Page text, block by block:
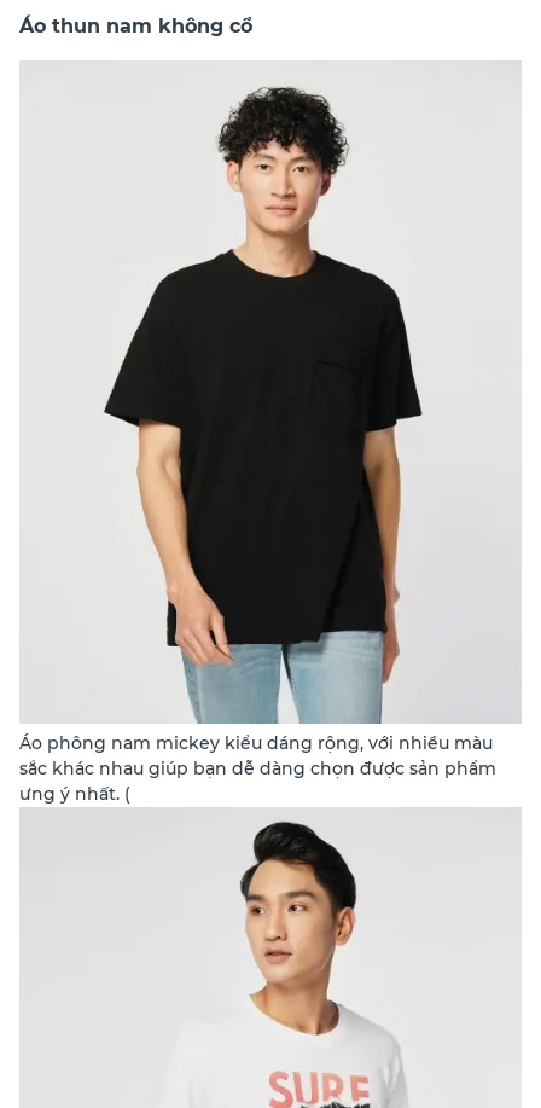
Áo thun nam không cổ
Áo phông nam mickey kiểu dáng rộng, với nhiều màu
sắc khác nhau giúp bạn dễ dàng chọn được sản phẩm
ưng ý nhất. (